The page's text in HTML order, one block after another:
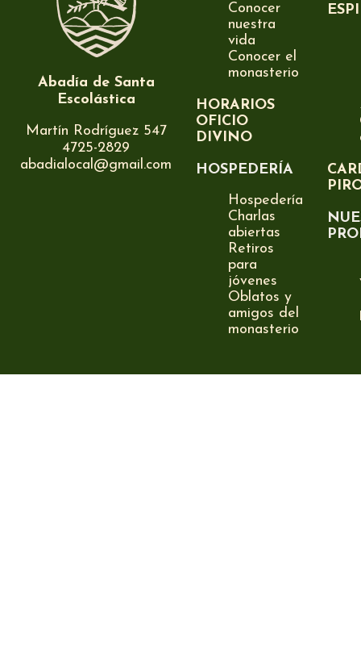
Abadía de Santa
Escolástica
Martín Rodríguez 547
4725-2829
abadialocal@gmail.com
Conocer
nuestra
vida
Conocer el
monasterio
HORARIOS
OFICIO
DIVINO
HOSPEDERÍA
Hospedería
Charlas
abiertas
Retiros
para
jóvenes
Oblatos y
amigos del
monasterio